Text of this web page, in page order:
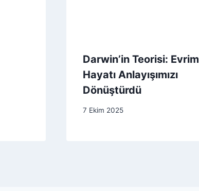
Darwin’in Teorisi: Evrim
Hayatı Anlayışımızı
Dönüştürdü
7 Ekim 2025